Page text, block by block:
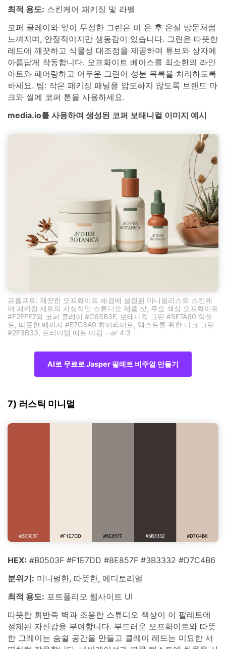
최적 용도: 스킨케어 패키징 및 라벨
코퍼 클레이와 잎이 무성한 그린은 비 온 후 온실 방문처럼
느껴지며, 안정적이지만 생동감이 있습니다. 그린은 따뜻한
레드에 깨끗하고 식물성 대조점을 제공하여 튜브와 상자에
아름답게 작동합니다. 오프화이트 베이스를 최소한의 라인
아트와 페어링하고 어두운 그린이 성분 목록을 처리하도록
하세요. 팁: 작은 패키징 패널을 압도하지 않도록 브랜드 마
크와 씰에 코퍼 톤을 사용하세요.
media.io를 사용하여 생성된 코퍼 보태니컬 이미지 예시
프롬프트: 깨끗한 오프화이트 배경에 설정된 미니멀리스트 스킨케
어 패키징 세트의 사실적인 스튜디오 제품 샷, 주요 색상 오프화이트
#F2EFE7와 코퍼 클레이 #C65B3F, 보태니컬 그린 #5E7A60 악센
트, 따뜻한 베이지 #E7C3A9 하이라이트, 텍스트를 위한 다크 그린
#2F3B33, 프리미엄 매트 마감 --ar 4:3
AI로 무료로 Jasper 팔레트 비주얼 만들기
7) 러스틱 미니멀
HEX: #B0503F #F1E7DD #8E857F #3B3332 #D7C4B6
분위기: 미니멀한, 따뜻한, 에디토리얼
최적 용도: 포트폴리오 웹사이트 UI
따뜻한 회반죽 벽과 조용한 스튜디오 책상이 이 팔레트에
절제된 자신감을 부여합니다. 부드러운 오프화이트와 따뜻
한 그레이는 숨쉴 공간을 만들고 클레이 레드는 미묘한 서